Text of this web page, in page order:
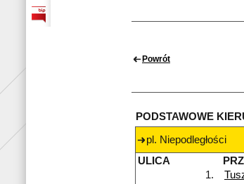
Powrót
PODSTAWOWE
pl. Niepodległości
ULICA
1.